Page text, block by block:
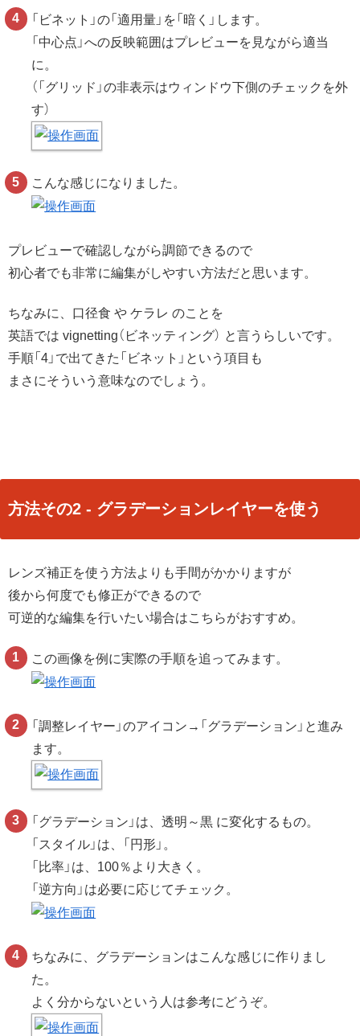
「ビネット」の「適用量」を「暗く」します。
「中心点」への反映範囲はプレビューを見ながら適当
に。
（「グリッド」の非表示はウィンドウ下側のチェックを外
す）
こんな感じになりました。
プレビューで確認しながら調節できるので
初心者でも非常に編集がしやすい方法だと思います。
ちなみに、口径食 や ケラレ のことを
英語では vignetting（ビネッティング） と言うらしいです。
手順「4」で出てきた「ビネット」という項目も
まさにそういう意味なのでしょう。
方法その2 - グラデーションレイヤーを使う
レンズ補正を使う方法よりも手間がかかりますが
後から何度でも修正ができるので
可逆的な編集を行いたい場合はこちらがおすすめ。
この画像を例に実際の手順を追ってみます。
「調整レイヤー」のアイコン→「グラデーション」と進み
ます。
「グラデーション」は、透明～黒 に変化するもの。
「スタイル」は、「円形」。
「比率」は、100％より大きく。
「逆方向」は必要に応じてチェック。
ちなみに、グラデーションはこんな感じに作りまし
た。
よく分からないという人は参考にどうぞ。